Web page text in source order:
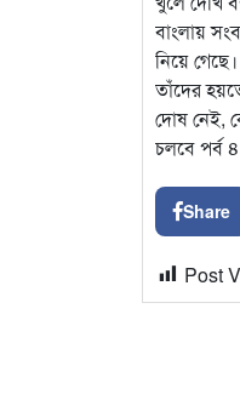
বাংলায়
নিয়ে
তাঁদের
দোষ নেই,
চলবে পর্ব ৪
Share
Post